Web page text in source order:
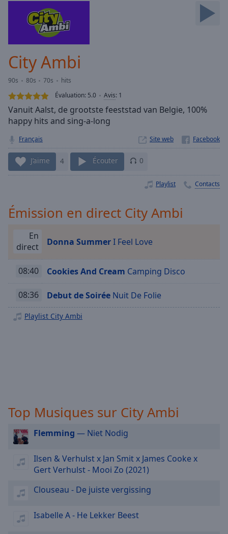
Forward
Duration
Loaded:
0.00%
Stream
TypeLIVE
live,
currently
behind
LIVE
Remaining
Chapters
Descriptions
descriptions
subtitles
settings
dialog
subtitles
selected
Track
Picture-
in-
City Ambi
90s 80s 70s
hits
Évaluation: 5.0 Avis: 1
Vanuit Aalst, de grootste feeststad van Belgie, 100%
happy hits and sing-a-long
Français Site web
J’aime 4 Écouter 0
Playlist Contacts
Émission en direct City Ambi
En
direct
Donna SummerI Feel Love
08:40 Cookies And Cream Camping Disco
08:36 Debut de Soirée Nuit De Folie
Playlist City Ambi
Top Musiques sur City Ambi
Flemming — Niet Nodig
Ilsen & Verhulst x Jan Smit x James Cooke x
Gert Verhulst - Mooi Zo (2021)
Clouseau - De juiste vergissing
Isabelle A - He Lekker Beest